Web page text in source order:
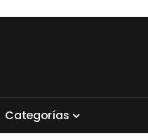
Categorías